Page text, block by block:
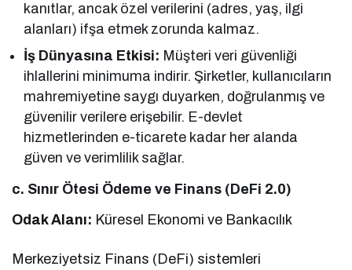
kanıtlar, ancak özel verilerini (adres, yaş, ilgi
alanları) ifşa etmek zorunda kalmaz.
İş Dünyasına Etkisi: Müşteri veri güvenliği
ihlallerini minimuma indirir. Şirketler, kullanıcıların
mahremiyetine saygı duyarken, doğrulanmış ve
güvenilir verilere erişebilir. E-devlet
hizmetlerinden e-ticarete kadar her alanda
güven ve verimlilik sağlar.
c. Sınır Ötesi Ödeme ve Finans (DeFi 2.0)
Odak Alanı: Küresel Ekonomi ve Bankacılık
Merkeziyetsiz Finans (DeFi) sistemleri